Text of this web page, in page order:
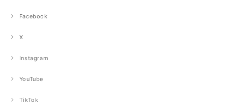
Facebook
X
Instagram
YouTube
TikTok